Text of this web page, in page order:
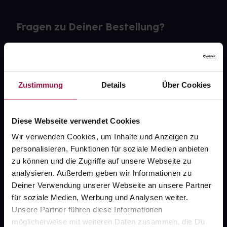
Zustimmung Details Über Cookies
Diese Webseite verwendet Cookies
Wir verwenden Cookies, um Inhalte und Anzeigen zu
personalisieren, Funktionen für soziale Medien anbieten
zu können und die Zugriffe auf unsere Webseite zu
analysieren. Außerdem geben wir Informationen zu
Deiner Verwendung unserer Webseite an unsere Partner
für soziale Medien, Werbung und Analysen weiter.
Unsere Partner führen diese Informationen
möglicherweise mit weiteren Daten zusammen, die Du
Fragen zu Deiner Bestellung?
gesund.de
Über uns
Karriere
Newsletter